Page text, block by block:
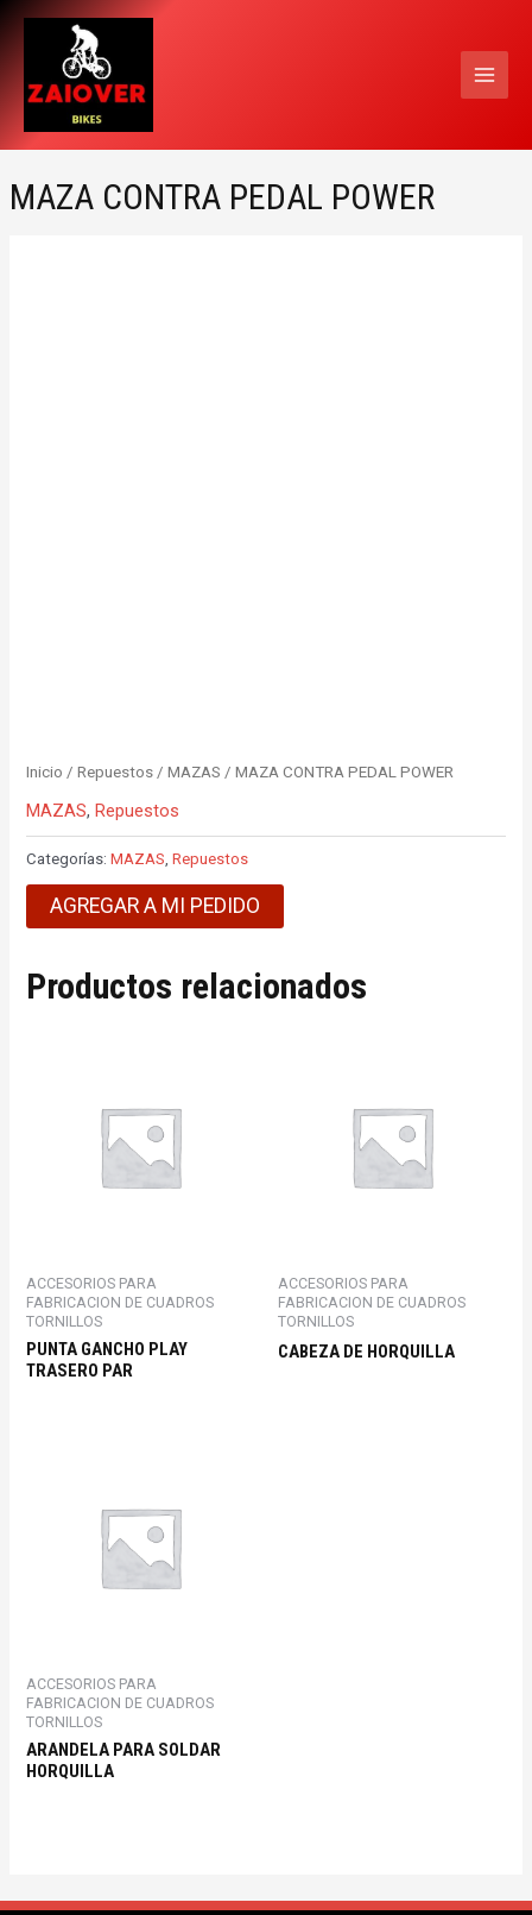
contenido
MAZA CONTRA PEDAL POWER
Inicio /Repuestos /MAZAS / MAZA CONTRA PEDAL POWER
MAZAS,Repuestos
Categorías:MAZAS ,Repuestos
AGREGAR A MI PEDIDO
Productos relacionados
ACCESORIOS PARA
FABRICACION DE CUADROS
TORNILLOS
PUNTA GANCHO PLAY
TRASERO PAR
ACCESORIOS PARA
FABRICACION DE CUADROS
TORNILLOS
CABEZA DE HORQUILLA
ACCESORIOS PARA
FABRICACION DE CUADROS
TORNILLOS
ARANDELA PARA SOLDAR
HORQUILLA